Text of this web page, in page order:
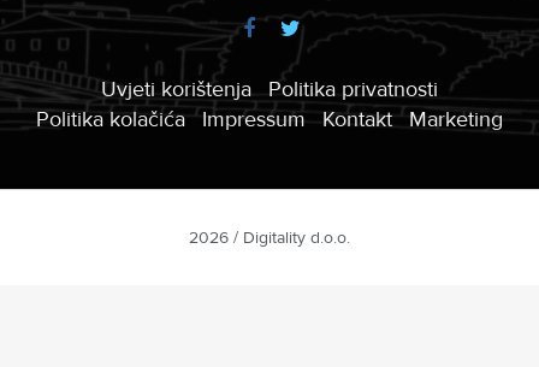
Uvjeti korištenja
Politika privatnosti
Politika kolačića
Impressum Kontakt Marketing
2026 / Digitality d.o.o.